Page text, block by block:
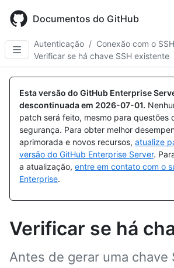
main
content
Documentos do GitHub
Autenticação / Conexão com o SSH
Verificar se há chave SSH existente
Esta versão do GitHub Enterprise
descontinuada em 2026-07-01.
patch será feito, mesmo para questões
segurança. Para obter melhor
aprimorada e novos recursos, atualize
versão do GitHub Enterprise Server.
a atualização, entre em contato com o
Enterprise.
Verificar se há
Antes de gerar uma chave